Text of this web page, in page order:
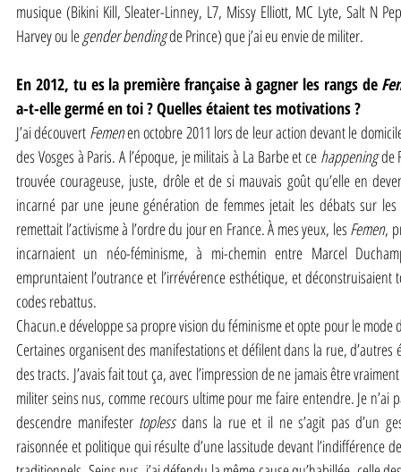
musique (Bikini Kill, Sleater-Linney, L7, Missy Elliott, MC Lyte, Salt N
Harvey ou le gender bending de Prince) que j’ai eu envie de militer.
En 2012, tu es la première française à gagner les rangs de
a-t-elle germé en toi ? Quelles étaient tes motivations ?
J’ai découvert Femen en octobre 2011 lors de leur action devant le
des Vosges à Paris. A l’époque, je militais à La Barbe et ce happening de
trouvée courageuse, juste, drôle et de si mauvais goût qu’elle en
incarné par une jeune génération de femmes jetait les débats sur
remettait l’activisme à l’ordre du jour en France. À mes yeux, les Femen,
incarnaient un néo-féminisme, à mi-chemin entre Marcel
empruntaient l’outrance et l’irrévérence esthétique, et
codes rebattus.
Chacun.e développe sa propre vision du féminisme et opte pour le mode
Certaines organisent des manifestations et défilent dans la rue,
des tracts. J’avais fait tout ça, avec l’impression de ne jamais être
militer seins nus, comme recours ultime pour me faire entendre. Je n’ai
descendre manifester topless dans la rue et il ne s’agit pas d’un
raisonnée et politique qui résulte d’une lassitude devant l’indifférence